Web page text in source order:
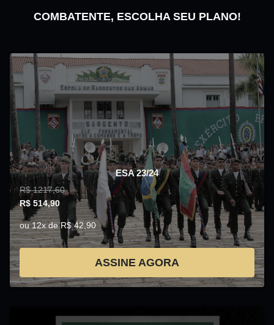
COMBATENTE, ESCOLHA SEU PLANO!
ESA 23/24
R$ 1217,60
R$ 514,90
ou 12x de R$ 42,90
ASSINE AGORA